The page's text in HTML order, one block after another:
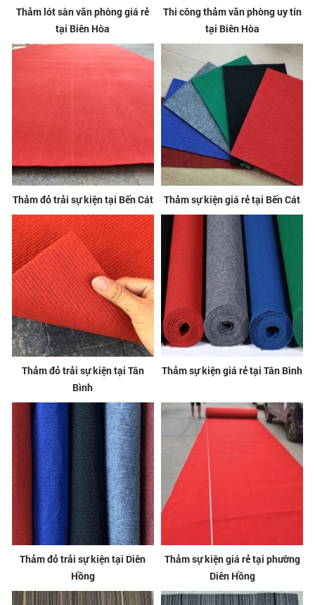
Thảm lót sàn văn phòng giá rẻ
tại Biên Hòa
Thi công thảm văn phòng uy tín
tại Biên Hòa
Thảm đỏ trải sự kiện tại Bến Cát Thảm sự kiện giá rẻ tại Bến Cát
Thảm đỏ trải sự kiện tại Tân
Bình
Thảm sự kiện giá rẻ tại Tân Bình
Thảm đỏ trải sự kiện tại Diên
Hồng
Thảm sự kiện giá rẻ tại phường
Diên Hồng